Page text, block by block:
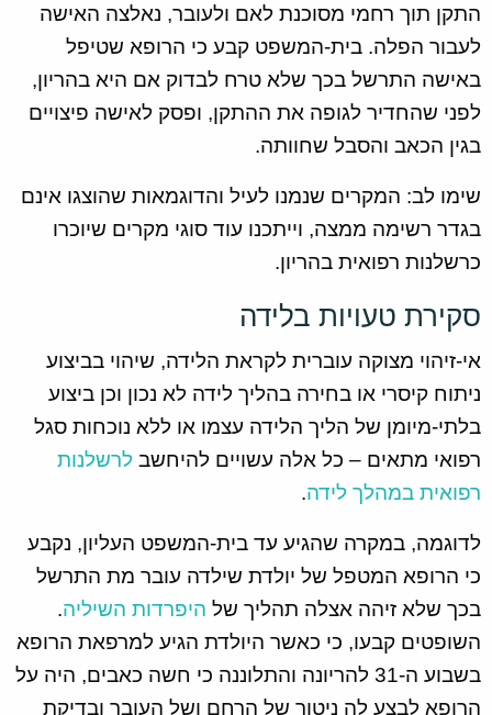
התקן תוך רחמי מסוכנת לאם ולעובר, נאלצה האישה
לעבור הפלה. בית-המשפט קבע כי הרופא שטיפל
באישה התרשל בכך שלא טרח לבדוק אם היא בהריון,
לפני שהחדיר לגופה את ההתקן, ופסק לאישה פיצויים
בגין הכאב והסבל שחוותה.
שימו לב: המקרים שנמנו לעיל והדוגמאות שהוצגו אינם
בגדר רשימה ממצה, וייתכנו עוד סוגי מקרים שיוכרו
כרשלנות רפואית בהריון.
סקירת טעויות בלידה
אי-זיהוי מצוקה עוברית לקראת הלידה, שיהוי בביצוע
ניתוח קיסרי או בחירה בהליך לידה לא נכון וכן ביצוע
בלתי-מיומן של הליך הלידה עצמו או ללא נוכחות סגל
רפואי מתאים – כל אלה עשויים להיחשב לרשלנות
רפואית במהלך לידה.
לדוגמה, במקרה שהגיע עד בית-המשפט העליון, נקבע
כי הרופא המטפל של יולדת שילדה עובר מת התרשל
בכך שלא זיהה אצלה תהליך של היפרדות השיליה.
השופטים קבעו, כי כאשר היולדת הגיע למרפאת הרופא
בשבוע ה-31 להריונה והתלוננה כי חשה כאבים, היה על
הרופא לבצע לה ניטור של הרחם ושל העובר ובדיקת